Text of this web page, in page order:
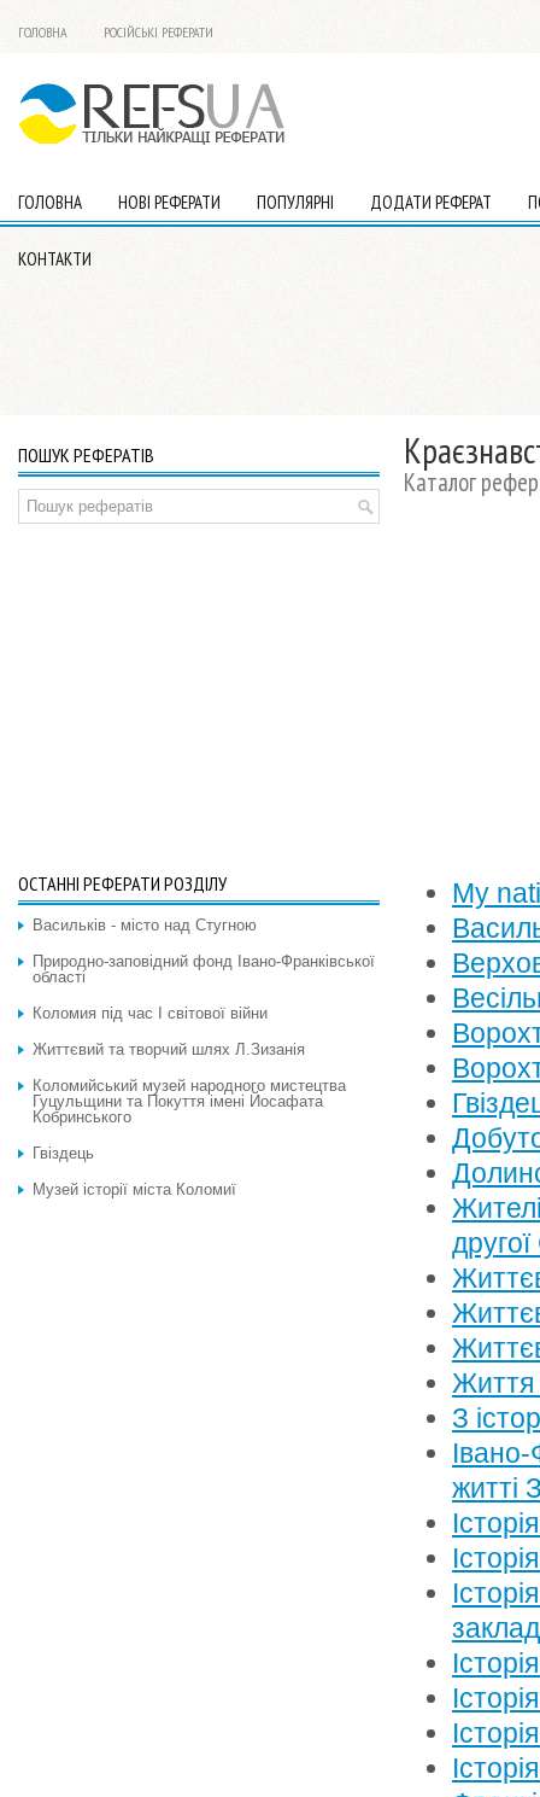
ГОЛОВНА РОСІЙСЬКІ РЕФЕРАТИ
ГОЛОВНА НОВІ РЕФЕРАТИ ПОПУЛЯРНІ ДОДАТИ РЕФЕРАТ
КОНТАКТИ
Каталог
My
другої
Життя
З
житті
ПОШУК РЕФЕРАТІВ
ОСТАННІ РЕФЕРАТИ РОЗДІЛУ
Васильків - місто над Стугною
Природно-заповідний фонд Івано-Франківської
області
Коломия під час І світової війни
Життєвий та творчий шлях Л.Зизанія
Коломийський музей народного мистецтва
Гуцульщини та Покуття імені Йосафата
Кобринського
Гвіздець
Музей історії міста Коломиї